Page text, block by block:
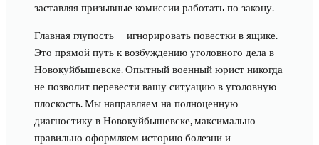
заставляя призывные комиссии работать по закону.
Главная глупость — игнорировать повестки в ящике.
Это прямой путь к возбуждению уголовного дела в
Новокуйбышевске. Опытный военный юрист никогда
не позволит перевести вашу ситуацию в уголовную
плоскость. Мы направляем на полноценную
диагностику в Новокуйбышевске, максимально
правильно оформляем историю болезни и